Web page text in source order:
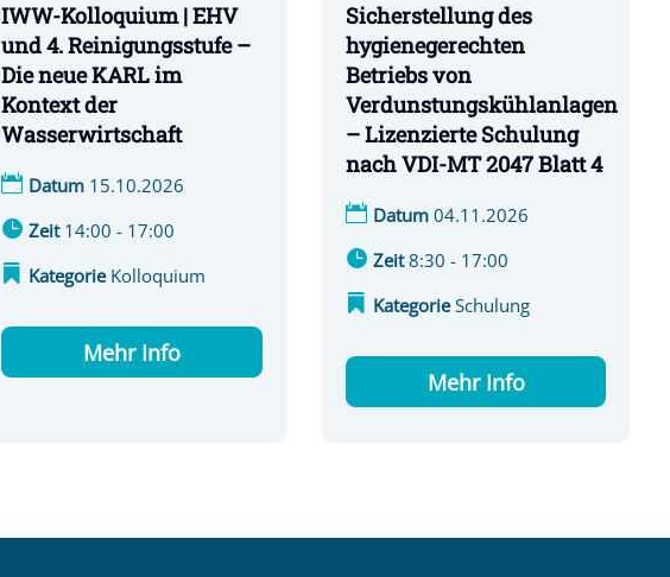
IWW-Kolloquium | EHV
und 4. Reinigungsstufe –
Die neue KARL im
Kontext der
Wasserwirtschaft
Datum 15.10.2026
Zeit 14:00 - 17:00
Kategorie Kolloquium
Mehr Info
Sicherstellung des
hygienegerechten
Betriebs von
Verdunstungskühlanlagen
– Lizenzierte Schulung
nach VDI-MT 2047 Blatt 4
Datum 04.11.2026
Zeit8:30 - 17:00
KategorieSchulung
Mehr Info